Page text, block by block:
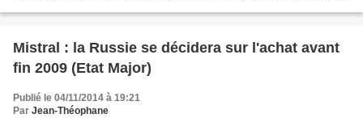
Mistral : la Russie se décidera sur l'achat avant
fin 2009 (Etat Major)
Publié le 04/11/2014 à 19:21
Par Jean-Théophane